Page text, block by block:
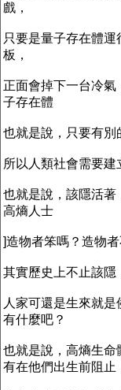
戲，
只要是量子存在體
板，
正面會掉下一台冷
子存在體
也就是說，只要有別
所以人類社會需要建
也就是說，該隱活著
高熵人士
]造物者笨嗎？造物
其實歷史上不止該隱
人家可還是生來就
有什麼吧？
也就是說，高熵生命
有在他們出生前阻止